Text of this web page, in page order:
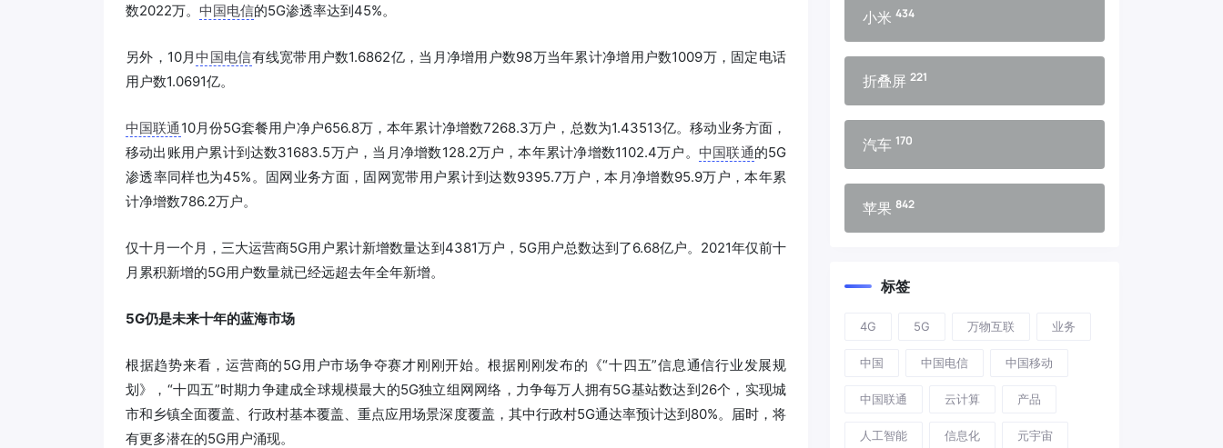
数2022万。 中国电信的5G渗透率达到45%。
另外，10月中国电信有线宽带用户数1.6862亿，当月净增用户数98万当年累计净增用户数1009万，固定电话
用户数1.0691亿。
中国联通 10月份5G套餐用户净户656.8万，本年累计净增数7268.3万户，总数为1.43513亿。移动业务方面，
移动出账用户累计到达数31683.5万户，当月净增数128.2万户，本年累计净增数1102.4万户。 中国联通的5G
渗透率同样也为45%。固网业务方面，固网宽带用户累计到达数9395.7万户，本月净增数95.9万户，本年累
计净增数786.2万户。
仅十月一个月，三大运营商5G用户累计新增数量达到4381万户，5G用户总数达到了6.68亿户。2021年仅前十
月累积新增的5G用户数量就已经远超去年全年新增。
5G仍是未来十年的蓝海市场
根据趋势来看，运营商的5G用户市场争夺赛才刚刚开始。根据刚刚发布的《“十四五”信息通信行业发展规
划》，“十四五”时期力争建成全球规模最大的5G独立组网网络，力争每万人拥有5G基站数达到26个，实现城
市和乡镇全面覆盖、行政村基本覆盖、重点应用场景深度覆盖，其中行政村5G通达率预计达到80%。届时，将
有更多潜在的5G用户涌现。
小米 434
折叠屏 221
汽车 170
苹果 842
标签
4G 5G 万物互联 业务
中国 中国电信 中国移动
中国联通 云计算 产品
人工智能 信息化 元宇宙